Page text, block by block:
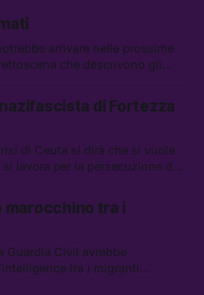
chiederà 36 miliardi di
e Grokipedia è già stata
arrivare nelle prossime
che descrivono gli
il boom dei carburanti
data center sono stati arrestati
di Fortezza
di Ceuta si dirà che si vuole
lavora per la persecuzione dei
di 19 anni è morto sotto il
e cosa dice l’AI Act europeo
marocchino tra i
Guardia Civil avrebbe
tra i migranti